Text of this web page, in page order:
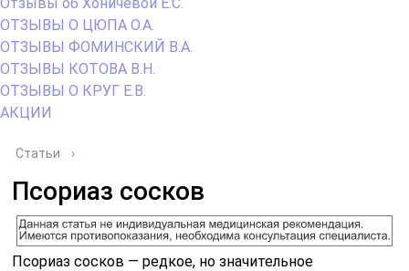
ОТЗЫВЫ О ЦЮПА О.А.
ОТЗЫВЫ ФОМИНСКИЙ В.А.
ОТЗЫВЫ КОТОВА В.Н.
ОТЗЫВЫ О КРУГ Е.В.
АКЦИИ
Статьи ›
Псориаз сосков
Псориаз сосков — редкое, но значительное